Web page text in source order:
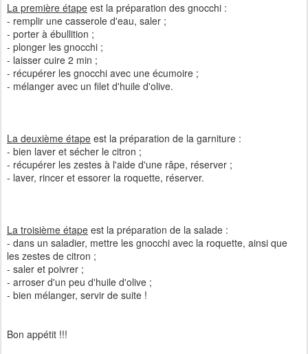
La première étape est la préparation des gnocchi :
- remplir une casserole d'eau, saler ;
- porter à ébullition ;
- plonger les gnocchi ;
- laisser cuire 2 min ;
- récupérer les gnocchi avec une écumoire ;
- mélanger avec un filet d'huile d'olive.
La deuxième étape est la préparation de la garniture :
- bien laver et sécher le citron ;
- récupérer les zestes à l'aide d'une râpe, réserver ;
- laver, rincer et essorer la roquette, réserver.
La troisième étape est la préparation de la salade :
- dans un saladier, mettre les gnocchi avec la roquette, ainsi que
les zestes de citron ;
- saler et poivrer ;
- arroser d'un peu d'huile d'olive ;
- bien mélanger, servir de suite !
Bon appétit !!!